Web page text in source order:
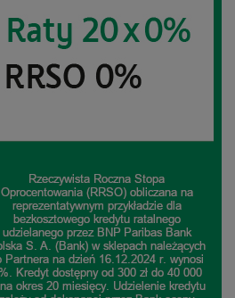
TELEWIZOR TCL 40S5L QLED FULL HD
SMART TV ANDROID WIFI BLUETOOTH
CZARNY
1 074,99 zł
do koszyka